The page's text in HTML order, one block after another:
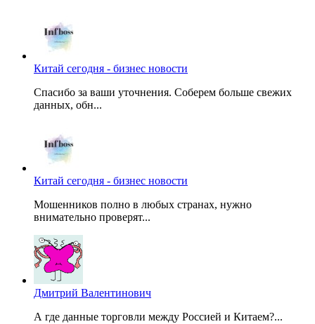
Китай сегодня - бизнес новости
Спасибо за ваши уточнения. Соберем больше свежих
данных, обн...
Китай сегодня - бизнес новости
Мошенников полно в любых странах, нужно
внимательно проверят...
Дмитрий Валентинович
А где данные торговли между Россией и Китаем?...